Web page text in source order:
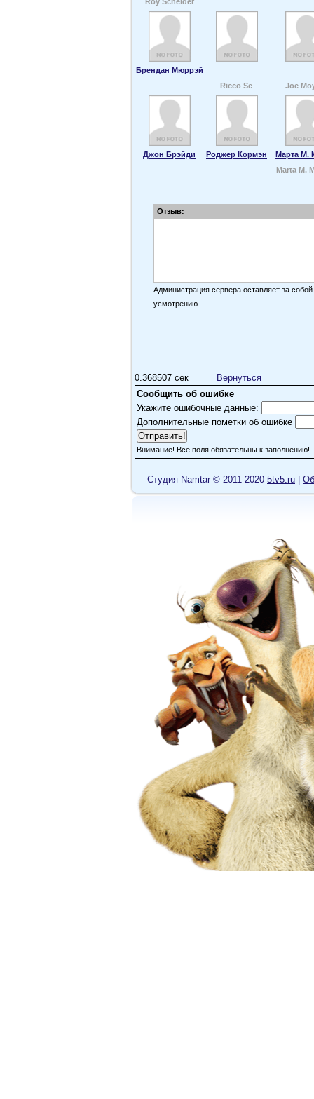
Брендан Мюррэй
Ricco Se
Joe
Джон Брэйди Роджер Кормэн
Марта М.
Marta M.
Отзыв:
Администрация сервера оставляет за
усмотрению
0.368507 сек
Вернуться
Сообщить об ошибке
Укажите ошибочные данные:
Дополнительные пометки об ошибке
Внимание! Все поля обязательны к заполнению!
Cтудия Namtar © 2011-2020 5tv5.ru